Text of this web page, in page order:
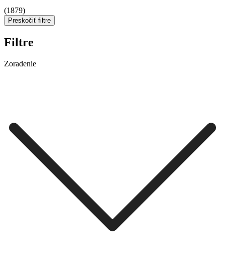
(1879)
Preskočiť filtre
Filtre
Zoradenie